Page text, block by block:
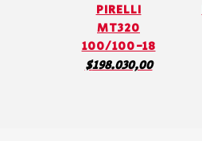
PIRELLI
MT320
100/100-18
$198.030,00